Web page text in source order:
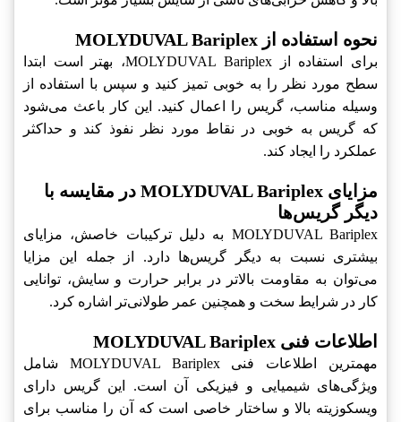
نحوه استفاده از MOLYDUVAL Bariplex
برای استفاده از MOLYDUVAL Bariplex، بهتر است ابتدا
سطح مورد نظر را به خوبی تمیز کنید و سپس با استفاده از
وسیله مناسب، گریس را اعمال کنید. این کار باعث می‌شود
که گریس به خوبی در نقاط مورد نظر نفوذ کند و حداکثر
عملکرد را ایجاد کند.
مزایای MOLYDUVAL Bariplex در مقایسه با
دیگر گریس‌ها
MOLYDUVAL Bariplex به دلیل ترکیبات خاصش، مزایای
بیشتری نسبت به دیگر گریس‌ها دارد. از جمله این مزایا
می‌توان به مقاومت بالاتر در برابر حرارت و سایش، توانایی
کار در شرایط سخت و همچنین عمر طولانی‌تر اشاره کرد.
اطلاعات فنی MOLYDUVAL Bariplex
مهمترین اطلاعات فنی MOLYDUVAL Bariplex شامل
ویژگی‌های شیمیایی و فیزیکی آن است. این گریس دارای
ویسکوزیته بالا و ساختار خاصی است که آن را مناسب برای